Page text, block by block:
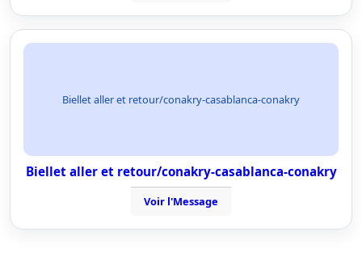
Biellet aller et retour/conakry-casablanca-conakry
Biellet aller et retour/conakry-casablanca-conakry
Voir l'Message